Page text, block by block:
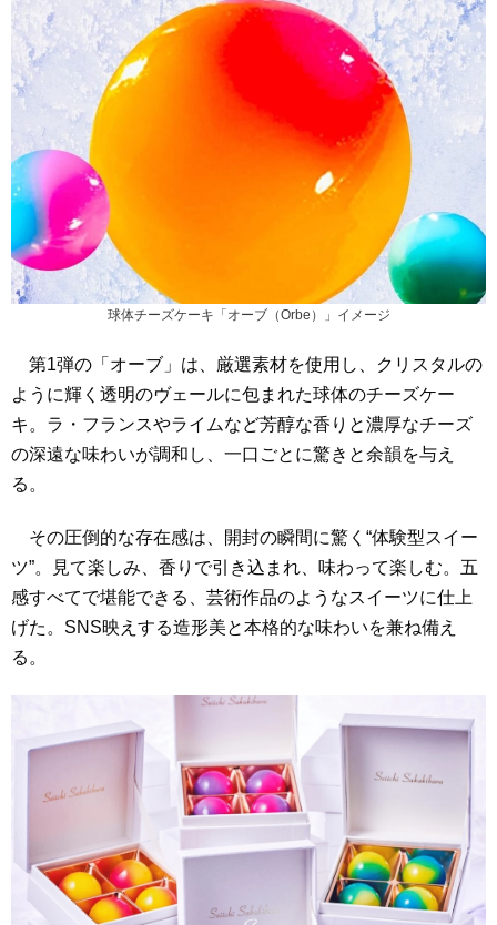
球体チーズケーキ「オーブ（Orbe）」イメージ
第1弾の「オーブ」は、厳選素材を使用し、クリスタルの
ように輝く透明のヴェールに包まれた球体のチーズケー
キ。ラ・フランスやライムなど芳醇な香りと濃厚なチーズ
の深遠な味わいが調和し、一口ごとに驚きと余韻を与え
る。
その圧倒的な存在感は、開封の瞬間に驚く“体験型スイー
ツ”。見て楽しみ、香りで引き込まれ、味わって楽しむ。五
感すべてで堪能できる、芸術作品のようなスイーツに仕上
げた。SNS映えする造形美と本格的な味わいを兼ね備え
る。